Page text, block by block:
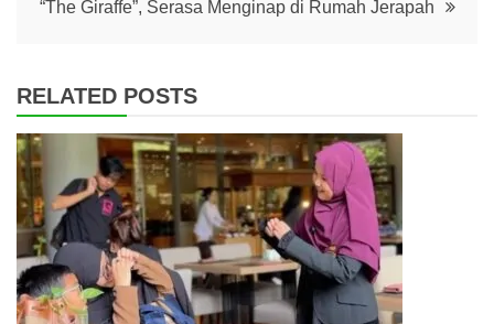
“The Giraffe”, Serasa Menginap di Rumah Jerapah
RELATED POSTS